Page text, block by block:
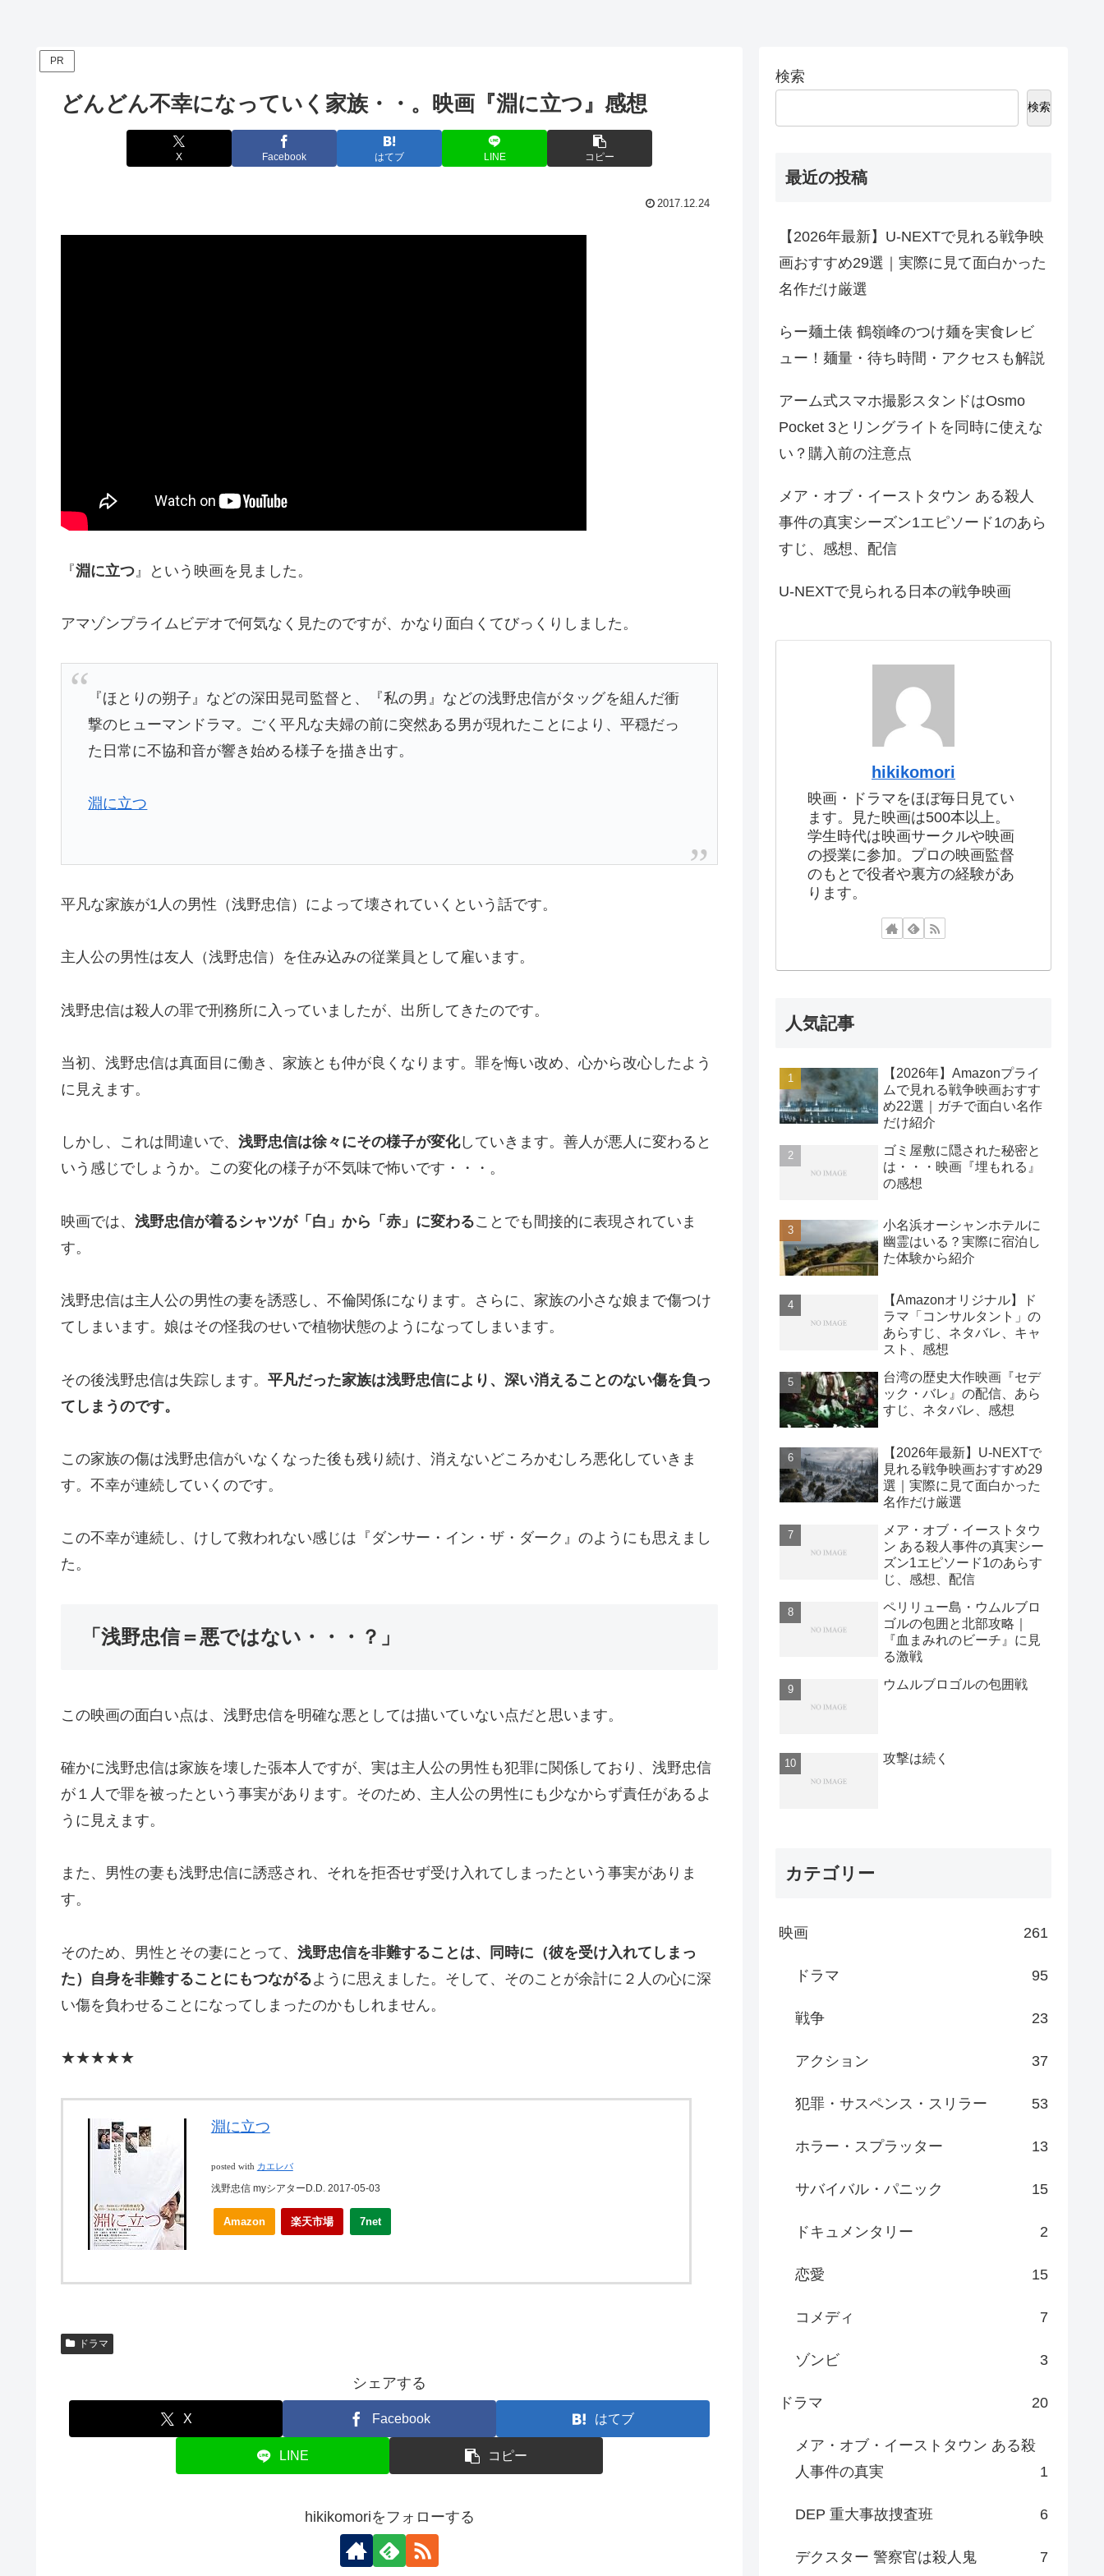
PR
どんどん不幸になっていく家族・・。映画『淵に立つ』感想
X Facebook はてブ LINE コピー
2017.12.24
『淵に立つ 』という映画を見ました。
アマゾンプライムビデオで何気なく見たのですが、かなり面白くてびっくりしました。
『ほとりの朔子』などの深田晃司監督と、『私の男』などの浅野忠信がタッグを組んだ衝
撃のヒューマンドラマ。ごく平凡な夫婦の前に突然ある男が現れたことにより、平穏だっ
た日常に不協和音が響き始める様子を描き出す。
淵に立つ
平凡な家族が1人の男性（浅野忠信）によって壊されていくという話です。
主人公の男性は友人（浅野忠信）を住み込みの従業員として雇います。
浅野忠信は殺人の罪で刑務所に入っていましたが、出所してきたのです。
当初、浅野忠信は真面目に働き、家族とも仲が良くなります。罪を悔い改め、心から改心したよう
に見えます。
しかし、これは間違いで、 浅野忠信は徐々にその様子が変化していきます。善人が悪人に変わると
いう感じでしょうか。この変化の様子が不気味で怖いです・・・。
映画では、 浅野忠信が着るシャツが「白」から「赤」に変わることでも間接的に表現されていま
す。
浅野忠信は主人公の男性の妻を誘惑し、不倫関係になります。さらに、家族の小さな娘まで傷つけ
てしまいます。娘はその怪我のせいで植物状態のようになってしまいます。
その後浅野忠信は失踪します。 平凡だった家族は浅野忠信により、深い消えることのない傷を負っ
てしまうのです。
この家族の傷は浅野忠信がいなくなった後も残り続け、消えないどころかむしろ悪化していきま
す。不幸が連続していくのです。
この不幸が連続し、けして救われない感じは『ダンサー・イン・ザ・ダーク』のようにも思えまし
た。
「浅野忠信＝悪ではない・・・？」
この映画の面白い点は、浅野忠信を明確な悪としては描いていない点だと思います。
確かに浅野忠信は家族を壊した張本人ですが、実は主人公の男性も犯罪に関係しており、浅野忠信
が１人で罪を被ったという事実があります。そのため、主人公の男性にも少なからず責任があるよ
うに見えます。
また、男性の妻も浅野忠信に誘惑され、それを拒否せず受け入れてしまったという事実がありま
す。
そのため、男性とその妻にとって、 浅野忠信を非難することは、同時に（彼を受け入れてしまっ
た）自身を非難することにもつながるように思えました。そして、そのことが余計に２人の心に深
い傷を負わせることになってしまったのかもしれません。
★★★★★
淵に立つ
posted with カエレバ
浅野忠信 myシアターD.D. 2017-05-03
Amazon 楽天市場 7net
ドラマ
シェアする
X Facebook はてブ
LINE コピー
hikikomoriをフォローする
検索
検索
最近の投稿
【2026年最新】U-NEXTで見れる戦争映
画おすすめ29選｜実際に見て面白かった
名作だけ厳選
らー麺土俵 鶴嶺峰のつけ麺を実食レビ
ュー！麺量・待ち時間・アクセスも解説
アーム式スマホ撮影スタンドはOsmo
Pocket 3とリングライトを同時に使えな
い？購入前の注意点
メア・オブ・イーストタウン ある殺人
事件の真実シーズン1エピソード1のあら
すじ、感想、配信
U-NEXTで見られる日本の戦争映画
hikikomori
映画・ドラマをほぼ毎日見てい
ます。見た映画は500本以上。
学生時代は映画サークルや映画
の授業に参加。プロの映画監督
のもとで役者や裏方の経験があ
ります。
人気記事
【2026年】Amazonプライ
ムで見れる戦争映画おすす
め22選｜ガチで面白い名作
だけ紹介
ゴミ屋敷に隠された秘密と
は・・・映画『埋もれる』
の感想
小名浜オーシャンホテルに
幽霊はいる？実際に宿泊し
た体験から紹介
【Amazonオリジナル】ド
ラマ「コンサルタント」の
あらすじ、ネタバレ、キャ
スト、感想
台湾の歴史大作映画『セデ
ック・バレ』の配信、あら
すじ、ネタバレ、感想
【2026年最新】U-NEXTで
見れる戦争映画おすすめ29
選｜実際に見て面白かった
名作だけ厳選
メア・オブ・イーストタウ
ン ある殺人事件の真実シー
ズン1エピソード1のあらす
じ、感想、配信
ペリリュー島・ウムルブロ
ゴルの包囲と北部攻略｜
『血まみれのビーチ』に見
る激戦
ウムルブロゴルの包囲戦
攻撃は続く
カテゴリー
映画 261
ドラマ 95
戦争 23
アクション 37
犯罪・サスペンス・スリラー 53
ホラー・スプラッター 13
サバイバル・パニック 15
ドキュメンタリー 2
恋愛 15
コメディ 7
ゾンビ 3
ドラマ 20
メア・オブ・イーストタウン ある殺
人事件の真実
1
DEP 重大事故捜査班 6
デクスター 警察官は殺人鬼 7